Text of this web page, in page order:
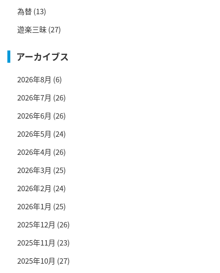
為替(13)
遊楽三昧(27)
アーカイブス
2026年8月 (6)
2026年7月 (26)
2026年6月 (26)
2026年5月 (24)
2026年4月 (26)
2026年3月 (25)
2026年2月 (24)
2026年1月 (25)
2025年12月 (26)
2025年11月 (23)
2025年10月 (27)